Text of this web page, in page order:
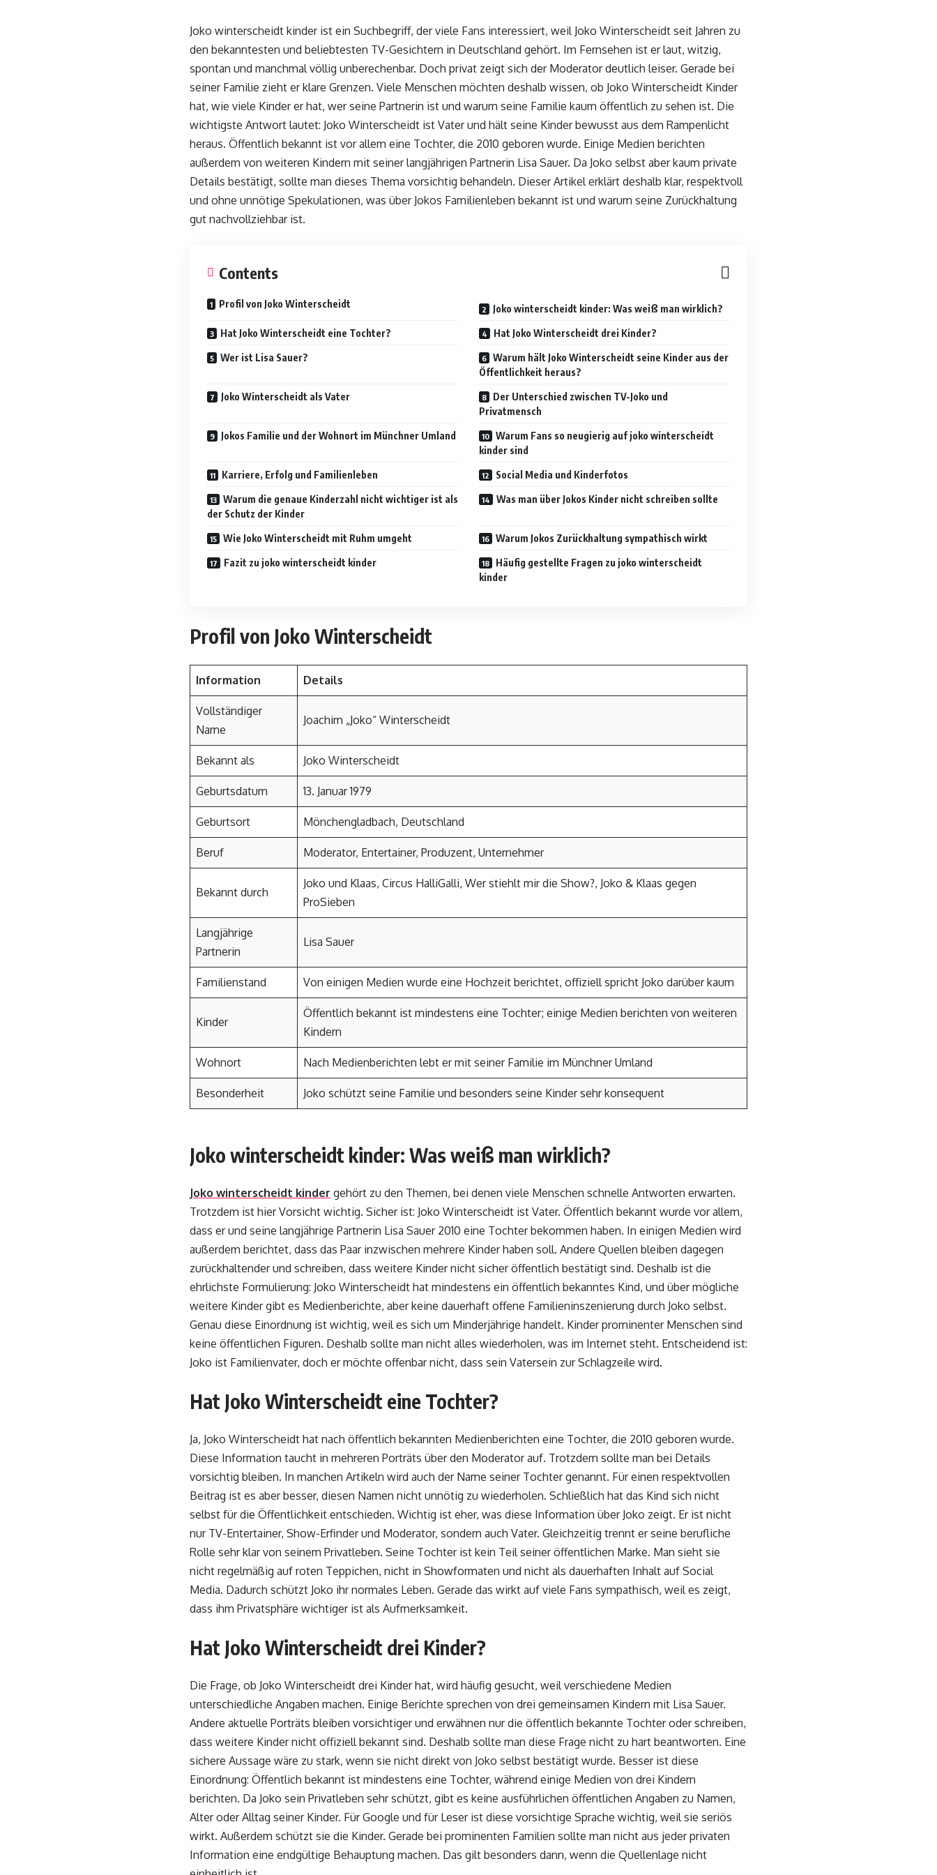
Joko winterscheidt kinder ist ein Suchbegriff, der viele Fans interessiert, weil Joko Winterscheidt seit Jahren zu
den bekanntesten und beliebtesten TV-Gesichtern in Deutschland gehört. Im Fernsehen ist er laut, witzig,
spontan und manchmal völlig unberechenbar. Doch privat zeigt sich der Moderator deutlich leiser. Gerade bei
seiner Familie zieht er klare Grenzen. Viele Menschen möchten deshalb wissen, ob Joko Winterscheidt Kinder
hat, wie viele Kinder er hat, wer seine Partnerin ist und warum seine Familie kaum öffentlich zu sehen ist. Die
wichtigste Antwort lautet: Joko Winterscheidt ist Vater und hält seine Kinder bewusst aus dem Rampenlicht
heraus. Öffentlich bekannt ist vor allem eine Tochter, die 2010 geboren wurde. Einige Medien berichten
außerdem von weiteren Kindern mit seiner langjährigen Partnerin Lisa Sauer. Da Joko selbst aber kaum private
Details bestätigt, sollte man dieses Thema vorsichtig behandeln. Dieser Artikel erklärt deshalb klar, respektvoll
und ohne unnötige Spekulationen, was über Jokos Familienleben bekannt ist und warum seine Zurückhaltung
gut nachvollziehbar ist.
Contents
Profil von Joko Winterscheidt Joko winterscheidt kinder: Was weiß man wirklich?
Hat Joko Winterscheidt eine Tochter? Hat Joko Winterscheidt drei Kinder?
Wer ist Lisa Sauer?
Warum hält Joko Winterscheidt seine Kinder aus der
Öffentlichkeit heraus?
Joko Winterscheidt als Vater
Der Unterschied zwischen TV-Joko und
Privatmensch
Jokos Familie und der Wohnort im Münchner Umland
Warum Fans so neugierig auf joko winterscheidt
kinder sind
Karriere, Erfolg und Familienleben Social Media und Kinderfotos
Warum die genaue Kinderzahl nicht wichtiger ist als
der Schutz der Kinder
Was man über Jokos Kinder nicht schreiben sollte
Wie Joko Winterscheidt mit Ruhm umgeht Warum Jokos Zurückhaltung sympathisch wirkt
Fazit zu joko winterscheidt kinder
Häufig gestellte Fragen zu joko winterscheidt
kinder
Profil von Joko Winterscheidt
Information Details
Vollständiger
Name
Joachim „Joko“ Winterscheidt
Bekannt als Joko Winterscheidt
Geburtsdatum 13. Januar 1979
Geburtsort Mönchengladbach, Deutschland
Beruf Moderator, Entertainer, Produzent, Unternehmer
Bekannt durch
Joko und Klaas, Circus HalliGalli, Wer stiehlt mir die Show?, Joko & Klaas gegen
ProSieben
Langjährige
Partnerin
Lisa Sauer
Familienstand Von einigen Medien wurde eine Hochzeit berichtet, offiziell spricht Joko darüber kaum
Kinder
Öffentlich bekannt ist mindestens eine Tochter; einige Medien berichten von weiteren
Kindern
Wohnort Nach Medienberichten lebt er mit seiner Familie im Münchner Umland
Besonderheit Joko schützt seine Familie und besonders seine Kinder sehr konsequent
Joko winterscheidt kinder: Was weiß man wirklich?
Joko winterscheidt kinder gehört zu den Themen, bei denen viele Menschen schnelle Antworten erwarten.
Trotzdem ist hier Vorsicht wichtig. Sicher ist: Joko Winterscheidt ist Vater. Öffentlich bekannt wurde vor allem,
dass er und seine langjährige Partnerin Lisa Sauer 2010 eine Tochter bekommen haben. In einigen Medien wird
außerdem berichtet, dass das Paar inzwischen mehrere Kinder haben soll. Andere Quellen bleiben dagegen
zurückhaltender und schreiben, dass weitere Kinder nicht sicher öffentlich bestätigt sind. Deshalb ist die
ehrlichste Formulierung: Joko Winterscheidt hat mindestens ein öffentlich bekanntes Kind, und über mögliche
weitere Kinder gibt es Medienberichte, aber keine dauerhaft offene Familieninszenierung durch Joko selbst.
Genau diese Einordnung ist wichtig, weil es sich um Minderjährige handelt. Kinder prominenter Menschen sind
keine öffentlichen Figuren. Deshalb sollte man nicht alles wiederholen, was im Internet steht. Entscheidend ist:
Joko ist Familienvater, doch er möchte offenbar nicht, dass sein Vatersein zur Schlagzeile wird.
Hat Joko Winterscheidt eine Tochter?
Ja, Joko Winterscheidt hat nach öffentlich bekannten Medienberichten eine Tochter, die 2010 geboren wurde.
Diese Information taucht in mehreren Porträts über den Moderator auf. Trotzdem sollte man bei Details
vorsichtig bleiben. In manchen Artikeln wird auch der Name seiner Tochter genannt. Für einen respektvollen
Beitrag ist es aber besser, diesen Namen nicht unnötig zu wiederholen. Schließlich hat das Kind sich nicht
selbst für die Öffentlichkeit entschieden. Wichtig ist eher, was diese Information über Joko zeigt. Er ist nicht
nur TV-Entertainer, Show-Erfinder und Moderator, sondern auch Vater. Gleichzeitig trennt er seine berufliche
Rolle sehr klar von seinem Privatleben. Seine Tochter ist kein Teil seiner öffentlichen Marke. Man sieht sie
nicht regelmäßig auf roten Teppichen, nicht in Showformaten und nicht als dauerhaften Inhalt auf Social
Media. Dadurch schützt Joko ihr normales Leben. Gerade das wirkt auf viele Fans sympathisch, weil es zeigt,
dass ihm Privatsphäre wichtiger ist als Aufmerksamkeit.
Hat Joko Winterscheidt drei Kinder?
Die Frage, ob Joko Winterscheidt drei Kinder hat, wird häufig gesucht, weil verschiedene Medien
unterschiedliche Angaben machen. Einige Berichte sprechen von drei gemeinsamen Kindern mit Lisa Sauer.
Andere aktuelle Porträts bleiben vorsichtiger und erwähnen nur die öffentlich bekannte Tochter oder schreiben,
dass weitere Kinder nicht offiziell bekannt sind. Deshalb sollte man diese Frage nicht zu hart beantworten. Eine
sichere Aussage wäre zu stark, wenn sie nicht direkt von Joko selbst bestätigt wurde. Besser ist diese
Einordnung: Öffentlich bekannt ist mindestens eine Tochter, während einige Medien von drei Kindern
berichten. Da Joko sein Privatleben sehr schützt, gibt es keine ausführlichen öffentlichen Angaben zu Namen,
Alter oder Alltag seiner Kinder. Für Google und für Leser ist diese vorsichtige Sprache wichtig, weil sie seriös
wirkt. Außerdem schützt sie die Kinder. Gerade bei prominenten Familien sollte man nicht aus jeder privaten
Information eine endgültige Behauptung machen. Das gilt besonders dann, wenn die Quellenlage nicht